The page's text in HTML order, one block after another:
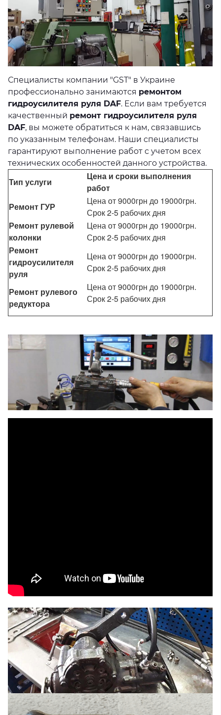
Специалисты компании "GST" в Украине
профессионально занимаются ремонтом
гидроусилителя руля DAF. Если вам требуется
качественный ремонт гидроусилителя руля
DAF, вы можете обратиться к нам, связавшись
по указанным телефонам. Наши специалисты
гарантируют выполнение работ с учетом всех
технических особенностей данного устройства.
Тип услуги
Цена и сроки выполнения
работ
Ремонт ГУР
Цена от 9000грн до 19000грн.
Срок 2-5 рабочих дня
Ремонт рулевой
колонки
Цена от 9000грн до 19000грн.
Срок 2-5 рабочих дня
Ремонт
гидроусилителя
руля
Цена от 9000грн до 19000грн.
Срок 2-5 рабочих дня
Ремонт рулевого
редуктора
Цена от 9000грн до 19000грн.
Срок 2-5 рабочих дня